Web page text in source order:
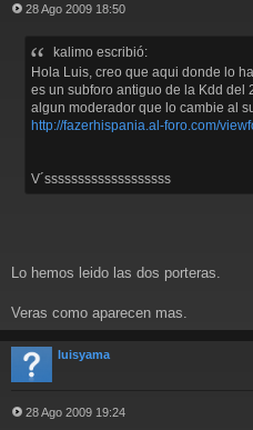
28 Ago 2009 18:50
kalimo escribió:
Hola Luis, creo que aqui donde lo
es un subforo antiguo de la Kdd del
algun moderador que lo cambie al
http://fazerhispania.al-foro.com/
V´sssssssssssssssssss
Lo hemos leido las dos porteras.
Veras como aparecen mas.
luisyama
28 Ago 2009 19:24